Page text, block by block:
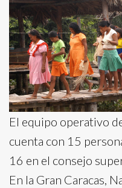
El equipo operativo
cuenta con 15
16 en el consejo
En la Gran Caracas,